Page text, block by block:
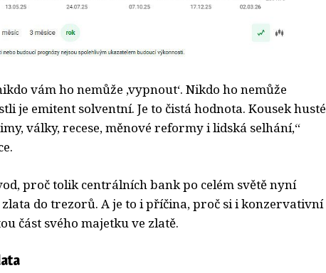
vám ho nemůže ‚vypnout‘. Nikdo ho nemůže
je emitent solventní. Je to čistá hodnota. Kousek husté
války, recese, měnové reformy i lidská selhání,“
proč tolik centrálních bank po celém světě nyní
do trezorů. A je to i příčina, proč si i konzervativní
část svého majetku ve zlatě.